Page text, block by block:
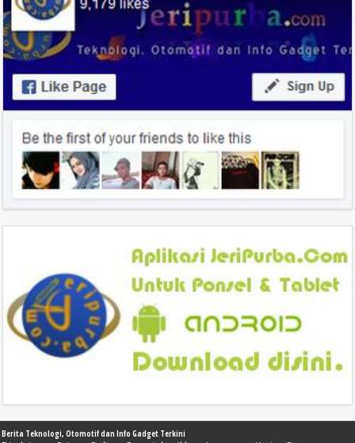
Berita Teknologi, Otomotif dan Info Gadget Terkini